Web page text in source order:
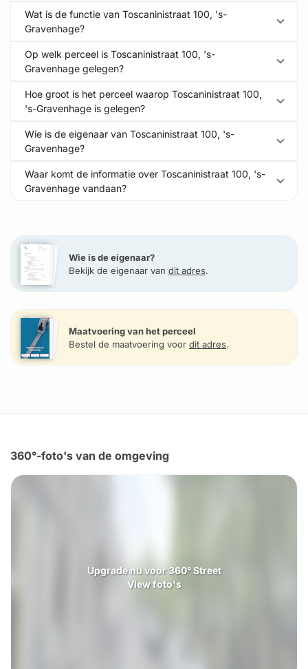
Wat is de functie van Toscaninistraat 100, 's-
Gravenhage?
Op welk perceel is Toscaninistraat 100, 's-
Gravenhage gelegen?
Hoe groot is het perceel waarop Toscaninistraat 100,
's-Gravenhage is gelegen?
Wie is de eigenaar van Toscaninistraat 100, 's-
Gravenhage?
Waar komt de informatie over Toscaninistraat 100, 's-
Gravenhage vandaan?
Wie is de eigenaar?
Bekijk de eigenaar van dit adres.
Maatvoering van het perceel
Bestel de maatvoering voor dit adres.
360°-foto's van de omgeving
Upgrade nu voor 360° Street
View foto's